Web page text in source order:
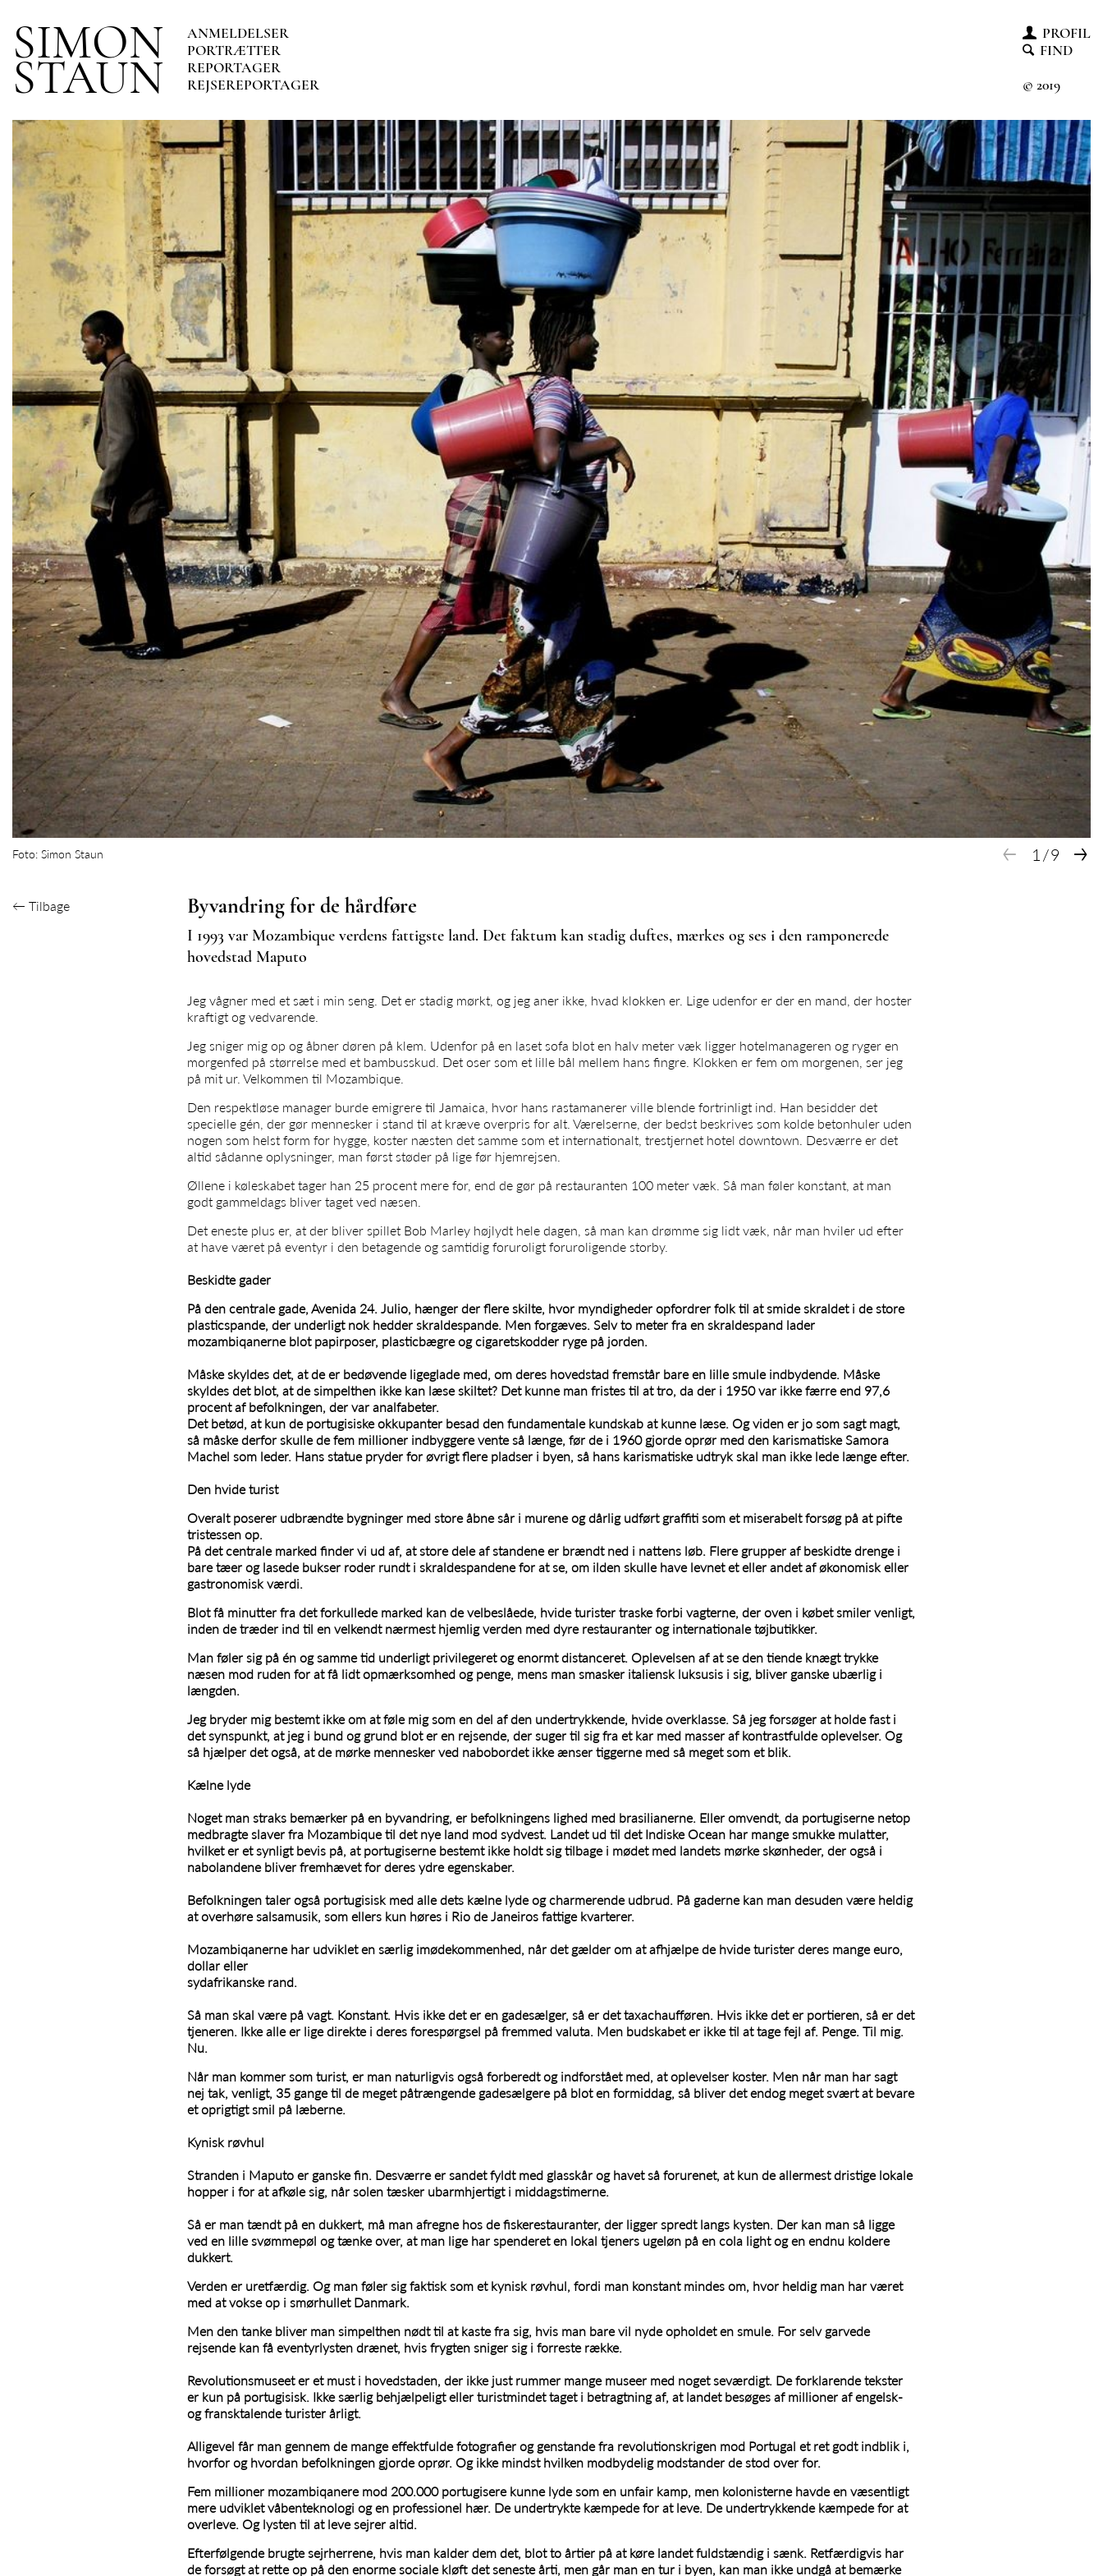
SIMON
STAUN
ANMELDELSER
PORTRÆTTER
REPORTAGER
REJSEREPORTAGER
PROFIL
FIND
© 2019
Foto: Simon Staun 1 /9
← →
← Tilbage Byvandring for de hårdføre
I 1993 var Mozambique verdens fattigste land. Det faktum kan stadig duftes, mærkes og ses i den ramponerede
hovedstad Maputo
Jeg vågner med et sæt i min seng. Det er stadig mørkt, og jeg aner ikke, hvad klokken er. Lige udenfor er der en mand, der hoster
kraftigt og vedvarende.
Jeg sniger mig op og åbner døren på klem. Udenfor på en laset sofa blot en halv meter væk ligger hotelmanageren og ryger en
morgenfed på størrelse med et bambusskud. Det oser som et lille bål mellem hans fingre. Klokken er fem om morgenen, ser jeg
på mit ur. Velkommen til Mozambique.
Den respektløse manager burde emigrere til Jamaica, hvor hans rastamanerer ville blende fortrinligt ind. Han besidder det
specielle gén, der gør mennesker i stand til at kræve overpris for alt. Værelserne, der bedst beskrives som kolde betonhuler uden
nogen som helst form for hygge, koster næsten det samme som et internationalt, trestjernet hotel downtown. Desværre er det
altid sådanne oplysninger, man først støder på lige før hjemrejsen.
Øllene i køleskabet tager han 25 procent mere for, end de gør på restauranten 100 meter væk. Så man føler konstant, at man
godt gammeldags bliver taget ved næsen.
Det eneste plus er, at der bliver spillet Bob Marley højlydt hele dagen, så man kan drømme sig lidt væk, når man hviler ud efter
at have været på eventyr i den betagende og samtidig foruroligt foruroligende storby.
Beskidte gader
På den centrale gade, Avenida 24. Julio, hænger der flere skilte, hvor myndigheder opfordrer folk til at smide skraldet i de store
plasticspande, der underligt nok hedder skraldespande. Men forgæves. Selv to meter fra en skraldespand lader
mozambiqanerne blot papirposer, plasticbægre og cigaretskodder ryge på jorden.
Måske skyldes det, at de er bedøvende ligeglade med, om deres hovedstad fremstår bare en lille smule indbydende. Måske
skyldes det blot, at de simpelthen ikke kan læse skiltet? Det kunne man fristes til at tro, da der i 1950 var ikke færre end 97,6
procent af befolkningen, der var analfabeter.
Det betød, at kun de portugisiske okkupanter besad den fundamentale kundskab at kunne læse. Og viden er jo som sagt magt,
så måske derfor skulle de fem millioner indbyggere vente så længe, før de i 1960 gjorde oprør med den karismatiske Samora
Machel som leder. Hans statue pryder for øvrigt flere pladser i byen, så hans karismatiske udtryk skal man ikke lede længe efter.
Den hvide turist
Overalt poserer udbrændte bygninger med store åbne sår i murene og dårlig udført graffiti som et miserabelt forsøg på at pifte
tristessen op.
På det centrale marked finder vi ud af, at store dele af standene er brændt ned i nattens løb. Flere grupper af beskidte drenge i
bare tæer og lasede bukser roder rundt i skraldespandene for at se, om ilden skulle have levnet et eller andet af økonomisk eller
gastronomisk værdi.
Blot få minutter fra det forkullede marked kan de velbeslåede, hvide turister traske forbi vagterne, der oven i købet smiler venligt,
inden de træder ind til en velkendt nærmest hjemlig verden med dyre restauranter og internationale tøjbutikker.
Man føler sig på én og samme tid underligt privilegeret og enormt distanceret. Oplevelsen af at se den tiende knægt trykke
næsen mod ruden for at få lidt opmærksomhed og penge, mens man smasker italiensk luksusis i sig, bliver ganske ubærlig i
længden.
Jeg bryder mig bestemt ikke om at føle mig som en del af den undertrykkende, hvide overklasse. Så jeg forsøger at holde fast i
det synspunkt, at jeg i bund og grund blot er en rejsende, der suger til sig fra et kar med masser af kontrastfulde oplevelser. Og
så hjælper det også, at de mørke mennesker ved nabobordet ikke ænser tiggerne med så meget som et blik.
Kælne lyde
Noget man straks bemærker på en byvandring, er befolkningens lighed med brasilianerne. Eller omvendt, da portugiserne netop
medbragte slaver fra Mozambique til det nye land mod sydvest. Landet ud til det Indiske Ocean har mange smukke mulatter,
hvilket er et synligt bevis på, at portugiserne bestemt ikke holdt sig tilbage i mødet med landets mørke skønheder, der også i
nabolandene bliver fremhævet for deres ydre egenskaber.
Befolkningen taler også portugisisk med alle dets kælne lyde og charmerende udbrud. På gaderne kan man desuden være heldig
at overhøre salsamusik, som ellers kun høres i Rio de Janeiros fattige kvarterer.
Mozambiqanerne har udviklet en særlig imødekommenhed, når det gælder om at afhjælpe de hvide turister deres mange euro,
dollar eller
sydafrikanske rand.
Så man skal være på vagt. Konstant. Hvis ikke det er en gadesælger, så er det taxachaufføren. Hvis ikke det er portieren, så er det
tjeneren. Ikke alle er lige direkte i deres forespørgsel på fremmed valuta. Men budskabet er ikke til at tage fejl af. Penge. Til mig.
Nu.
Når man kommer som turist, er man naturligvis også forberedt og indforstået med, at oplevelser koster. Men når man har sagt
nej tak, venligt, 35 gange til de meget påtrængende gadesælgere på blot en formiddag, så bliver det endog meget svært at bevare
et oprigtigt smil på læberne.
Kynisk røvhul
Stranden i Maputo er ganske fin. Desværre er sandet fyldt med glasskår og havet så forurenet, at kun de allermest dristige lokale
hopper i for at afkøle sig, når solen tæsker ubarmhjertigt i middagstimerne.
Så er man tændt på en dukkert, må man afregne hos de fiskerestauranter, der ligger spredt langs kysten. Der kan man så ligge
ved en lille svømmepøl og tænke over, at man lige har spenderet en lokal tjeners ugeløn på en cola light og en endnu koldere
dukkert.
Verden er uretfærdig. Og man føler sig faktisk som et kynisk røvhul, fordi man konstant mindes om, hvor heldig man har været
med at vokse op i smørhullet Danmark.
Men den tanke bliver man simpelthen nødt til at kaste fra sig, hvis man bare vil nyde opholdet en smule. For selv garvede
rejsende kan få eventyrlysten drænet, hvis frygten sniger sig i forreste række.
Revolutionsmuseet er et must i hovedstaden, der ikke just rummer mange museer med noget seværdigt. De forklarende tekster
er kun på portugisisk. Ikke særlig behjælpeligt eller turistmindet taget i betragtning af, at landet besøges af millioner af engelsk-
og fransktalende turister årligt.
Alligevel får man gennem de mange effektfulde fotografier og genstande fra revolutionskrigen mod Portugal et ret godt indblik i,
hvorfor og hvordan befolkningen gjorde oprør. Og ikke mindst hvilken modbydelig modstander de stod over for.
Fem millioner mozambiqanere mod 200.000 portugisere kunne lyde som en unfair kamp, men kolonisterne havde en væsentligt
mere udviklet våbenteknologi og en professionel hær. De undertrykte kæmpede for at leve. De undertrykkende kæmpede for at
overleve. Og lysten til at leve sejrer altid.
Efterfølgende brugte sejrherrene, hvis man kalder dem det, blot to årtier på at køre landet fuldstændig i sænk. Retfærdigvis har
de forsøgt at rette op på den enorme sociale kløft det seneste årti, men går man en tur i byen, kan man ikke undgå at bemærke